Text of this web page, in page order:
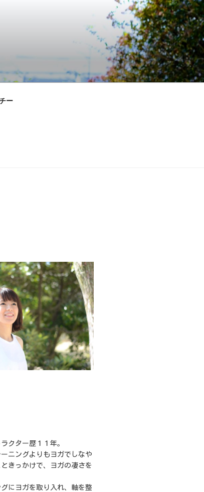
ー
クター歴１１年。
ニングよりもヨガでしなや
きっかけで、ヨガの凄さを
にヨガを取り入れ、軸を整